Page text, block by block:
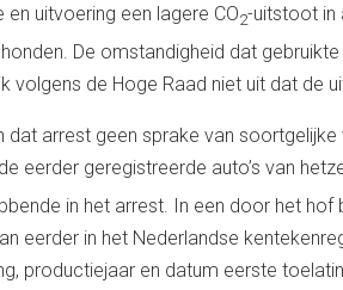
uitvoering een lagere CO2-uitstoot in
De omstandigheid dat gebruikte
volgens de Hoge Raad niet uit dat de
dat arrest geen sprake van
eerder geregistreerde auto’s van
in het arrest. In een door het
eerder in het Nederlandse
productiejaar en datum eerste